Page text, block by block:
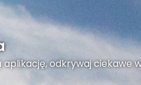
aplikację, odkrywaj ciekawe